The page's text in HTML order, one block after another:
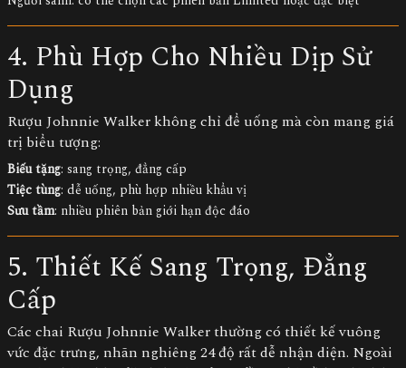
4. Phù Hợp Cho Nhiều Dịp Sử
Dụng
Rượu Johnnie Walker không chỉ để uống mà còn mang giá
trị biểu tượng:
Biếu tặng: sang trọng, đẳng cấp
Tiệc tùng: dễ uống, phù hợp nhiều khẩu vị
Sưu tầm: nhiều phiên bản giới hạn độc đáo
5. Thiết Kế Sang Trọng, Đẳng
Cấp
Các chai Rượu Johnnie Walkerthường có thiết kế vuông
vức đặc trưng, nhãn nghiêng 24 độ rất dễ nhận diện. Ngoài